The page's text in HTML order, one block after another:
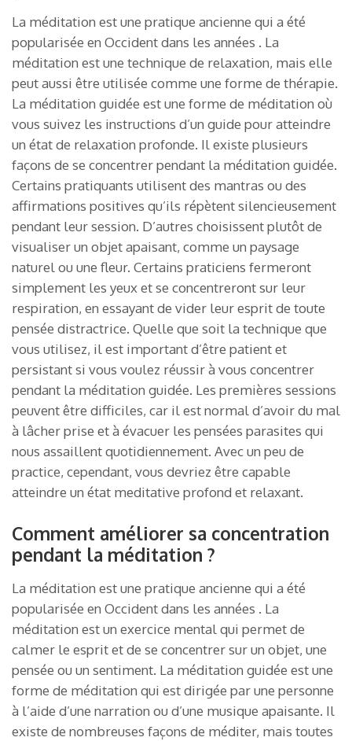
La méditation est une pratique ancienne qui a été
popularisée en Occident dans les années . La
méditation est une technique de relaxation, mais elle
peut aussi être utilisée comme une forme de thérapie.
La méditation guidée est une forme de méditation où
vous suivez les instructions d’un guide pour atteindre
un état de relaxation profonde. Il existe plusieurs
façons de se concentrer pendant la méditation guidée.
Certains pratiquants utilisent des mantras ou des
affirmations positives qu’ils répètent silencieusement
pendant leur session. D’autres choisissent plutôt de
visualiser un objet apaisant, comme un paysage
naturel ou une fleur. Certains praticiens fermeront
simplement les yeux et se concentreront sur leur
respiration, en essayant de vider leur esprit de toute
pensée distractrice. Quelle que soit la technique que
vous utilisez, il est important d’être patient et
persistant si vous voulez réussir à vous concentrer
pendant la méditation guidée. Les premières sessions
peuvent être difficiles, car il est normal d’avoir du mal
à lâcher prise et à évacuer les pensées parasites qui
nous assaillent quotidiennement. Avec un peu de
practice, cependant, vous devriez être capable
atteindre un état meditative profond et relaxant.
Comment améliorer sa concentration
pendant la méditation ?
La méditation est une pratique ancienne qui a été
popularisée en Occident dans les années . La
méditation est un exercice mental qui permet de
calmer le esprit et de se concentrer sur un objet, une
pensée ou un sentiment. La méditation guidée est une
forme de méditation qui est dirigée par une personne
à l’aide d’une narration ou d’une musique apaisante. Il
existe de nombreuses façons de méditer, mais toutes